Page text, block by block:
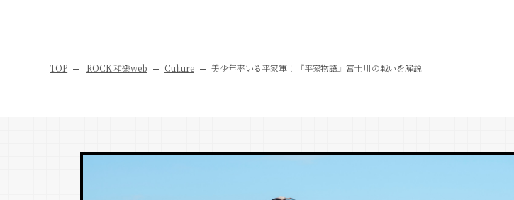
TOP ROCK 和樂web Culture 美少年率いる平家軍！『平家物語』富士川の戦いを解説